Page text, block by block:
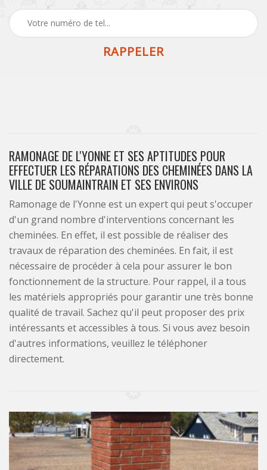
RAMONAGE DE L'YONNE ET SES APTITUDES POUR
EFFECTUER LES RÉPARATIONS DES CHEMINÉES DANS LA
VILLE DE SOUMAINTRAIN ET SES ENVIRONS
Ramonage de l'Yonne est un expert qui peut s'occuper
d'un grand nombre d'interventions concernant les
cheminées. En effet, il est possible de réaliser des
travaux de réparation des cheminées. En fait, il est
nécessaire de procéder à cela pour assurer le bon
fonctionnement de la structure. Pour rappel, il a tous
les matériels appropriés pour garantir une très bonne
qualité de travail. Sachez qu'il peut proposer des prix
intéressants et accessibles à tous. Si vous avez besoin
d'autres informations, veuillez le téléphoner
directement.